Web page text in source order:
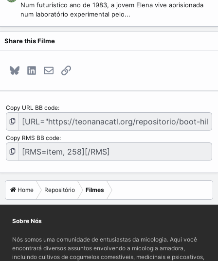
Num futurístico ano de 1983, a jovem Elena vive aprisionada
num laboratório experimental pelo...
Share this Filme
Bluesky LinkedInE-mailLink
Copy URL BB code
Copy RMS BB code
Home Repositório Filmes
Sobre Nós
Nós somos uma comunidade de entusiastas da micologia. Aqui você
encontrará diversos assuntos envolvendo a micologia amadora,
incluindo cultivos de cogumelos comestíveis, medicinais e psicoativos,